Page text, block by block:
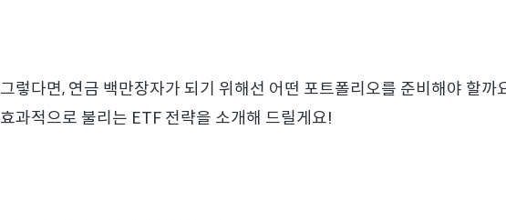
그렇다면, 연금 백만장자가 되기 위해선 어떤 포트폴리오를 준비해야 할까
효과적으로 불리는 ETF 전략을 소개해 드릴게요!